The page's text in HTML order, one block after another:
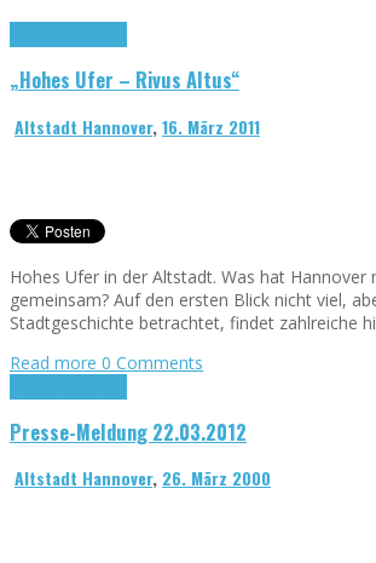
„Hohes Ufer – Rivus Altus“
Altstadt Hannover,16. März 2011
Hohes Ufer in der Altstadt. Was hat Hannover
gemeinsam? Auf den ersten Blick nicht viel,
Stadtgeschichte betrachtet, findet zahlreiche
Read more 0 Comments
Presse-Meldung 22.03.2012
Altstadt Hannover, 26. März 2000